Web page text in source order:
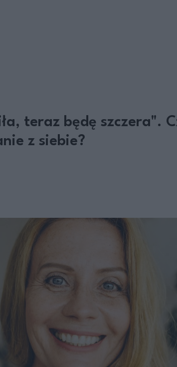
teraz będę szczera".
z siebie?